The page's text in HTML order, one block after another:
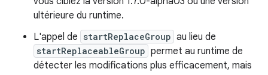
ultérieure du runtime.
L'appel de startReplaceGroup au lieu de
startReplaceableGroup permet au runtime de
détecter les modifications plus efficacement, mais